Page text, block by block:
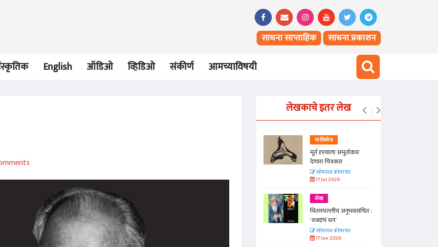
साधना साप्ताहिक साधना प्रकाशन
English ऑडिओ व्हिडिओ संकीर्ण आमच्याविषयी
लेखकाचे इतर लेख
02 Sep 2020
लेख
सृष्टीचे रंगविभ्रम तन्मयतेने
रेखाटणारा कवी
सोमनाथ कोमरपंत
13 Aug 2020
16 Jun 2020
व्यक्तिवेध
मूर्त दृश्याला अमूर्ताकार
देणारा चित्रकार
सोमनाथ कोमरपंत
17 Jul 2026
लेख
चितमपल्लींचं अनुभवसंचित :
‘शब्दांचं धन’
सोमनाथ कोमरपंत
17 Jun 2026